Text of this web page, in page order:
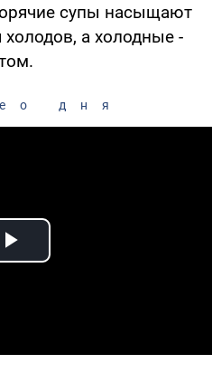
супы насыщают
а холодные -
дня
Play Video